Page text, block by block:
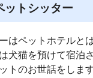
ットシッター
はペットホテルと
犬猫を預けて宿泊
トのお世話をします